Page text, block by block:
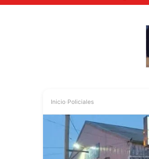
Inicio Policiales